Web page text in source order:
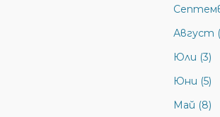
Август
Юли (3)
Юни (5)
Май (8)